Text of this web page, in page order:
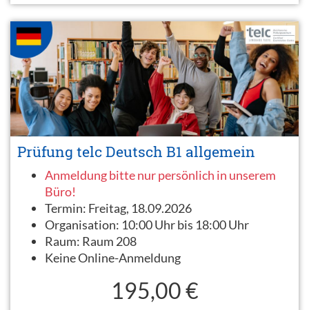
Prüfung telc Deutsch B1 allgemein
Anmeldung bitte nur persönlich in unserem
Büro!
Termin: Freitag, 18.09.2026
Organisation: 10:00 Uhr bis 18:00 Uhr
Raum: Raum 208
Keine Online-Anmeldung
195,00 €